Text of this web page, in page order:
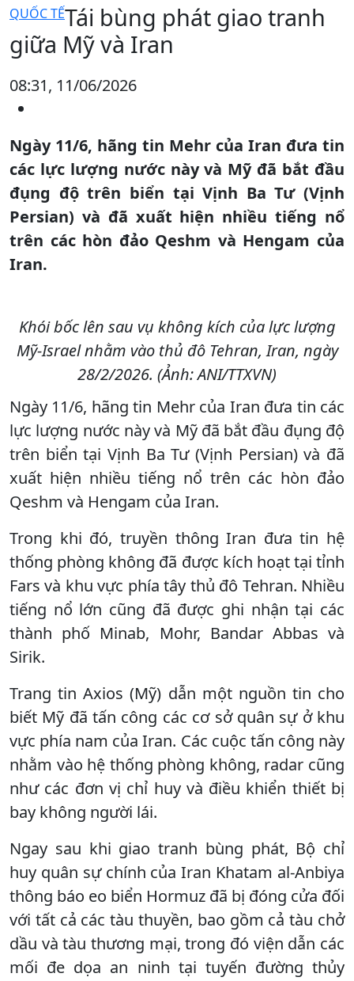
QUỐC TẾTái bùng phát giao tranh
giữa Mỹ và Iran
08:31, 11/06/2026
Ngày 11/6, hãng tin Mehr của Iran đưa tin
các lực lượng nước này và Mỹ đã bắt đầu
đụng độ trên biển tại Vịnh Ba Tư (Vịnh
Persian) và đã xuất hiện nhiều tiếng nổ
trên các hòn đảo Qeshm và Hengam của
Iran.
Khói bốc lên sau vụ không kích của lực lượng
Mỹ-Israel nhằm vào thủ đô Tehran, Iran, ngày
28/2/2026. (Ảnh: ANI/TTXVN)
Ngày 11/6, hãng tin Mehr của Iran đưa tin các
lực lượng nước này và Mỹ đã bắt đầu đụng độ
trên biển tại Vịnh Ba Tư (Vịnh Persian) và đã
xuất hiện nhiều tiếng nổ trên các hòn đảo
Qeshm và Hengam của Iran.
Trong khi đó, truyền thông Iran đưa tin hệ
thống phòng không đã được kích hoạt tại tỉnh
Fars và khu vực phía tây thủ đô Tehran. Nhiều
tiếng nổ lớn cũng đã được ghi nhận tại các
thành phố Minab, Mohr, Bandar Abbas và
Sirik.
Trang tin Axios (Mỹ) dẫn một nguồn tin cho
biết Mỹ đã tấn công các cơ sở quân sự ở khu
vực phía nam của Iran. Các cuộc tấn công này
nhằm vào hệ thống phòng không, radar cũng
như các đơn vị chỉ huy và điều khiển thiết bị
bay không người lái.
Ngay sau khi giao tranh bùng phát, Bộ chỉ
huy quân sự chính của Iran Khatam al-Anbiya
thông báo eo biển Hormuz đã bị đóng cửa đối
với tất cả các tàu thuyền, bao gồm cả tàu chở
dầu và tàu thương mại, trong đó viện dẫn các
mối đe dọa an ninh tại tuyến đường thủy